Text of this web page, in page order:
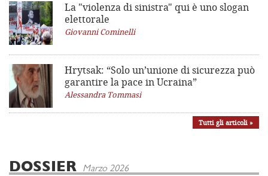
La "violenza di sinistra" qui è uno slogan
elettorale
Giovanni Cominelli
Hrytsak: “Solo un’unione di sicurezza può
garantire la pace in Ucraina”
Alessandra Tommasi
Tutti gli articoli »
DOSSIER Marzo 2026